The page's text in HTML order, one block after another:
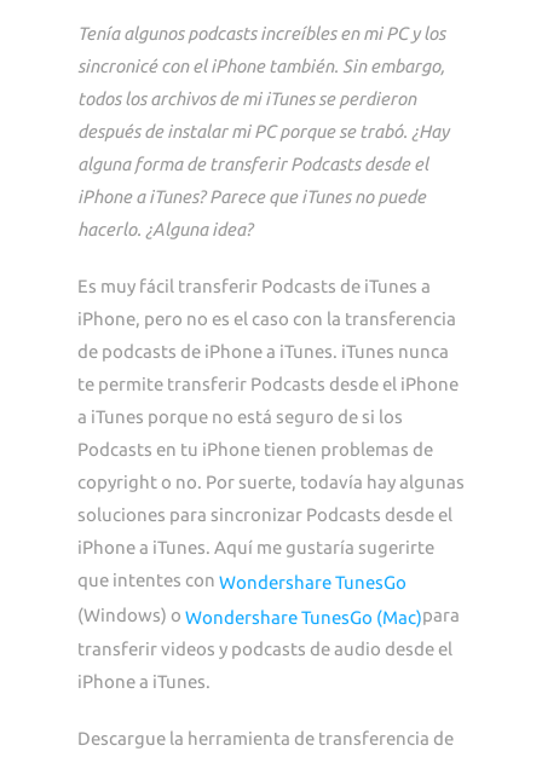
Tenía algunos podcasts increíbles en mi PC y los
sincronicé con el iPhone también. Sin embargo,
todos los archivos de mi iTunes se perdieron
después de instalar mi PC porque se trabó. ¿Hay
alguna forma de transferir Podcasts desde el
iPhone a iTunes? Parece que iTunes no puede
hacerlo. ¿Alguna idea?
Es muy fácil transferir Podcasts de iTunes a
iPhone, pero no es el caso con la transferencia
de podcasts de iPhone a iTunes. iTunes nunca
te permite transferir Podcasts desde el iPhone
a iTunes porque no está seguro de si los
Podcasts en tu iPhone tienen problemas de
copyright o no. Por suerte, todavía hay algunas
soluciones para sincronizar Podcasts desde el
iPhone a iTunes. Aquí me gustaría sugerirte
que intentes con Wondershare TunesGo
(Windows) o Wondershare TunesGo (Mac)para
transferir videos y podcasts de audio desde el
iPhone a iTunes.
Descargue la herramienta de transferencia de